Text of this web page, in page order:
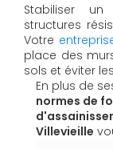
Stabiliser
structures
Votre
place des
sols et éviter
En plus de
normes de
Villevieille